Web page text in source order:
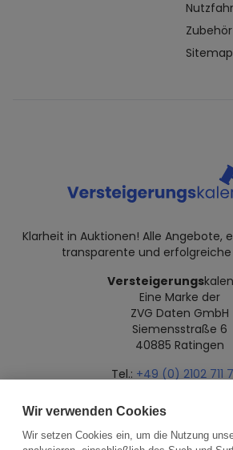
Sitemap
Klarheit in Auktionen! Alle Angebote,
transparente und
Versteigerungs
Eine Marke der
ZVG Daten GmbH
Siemensstraße 6
40885 Ratingen
Tel.: +49 (0) 2102 711
Datenschutz Impressum
Wir verwenden Cookies
Wir setzen Cookies ein, um die Nutzung